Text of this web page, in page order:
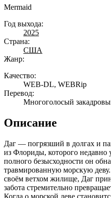
Mermaid
Год выхода:
2025
Страна:
США
Жанр:
Качество:
WEB-DL, WEBRip
Перевод:
Многоголосый
Описание
Даг — погрязший в долгах и
из Флориды, которого
полного безысходности он
травмированную морскую
своём ветхом жилище, Даг
забота стремительно